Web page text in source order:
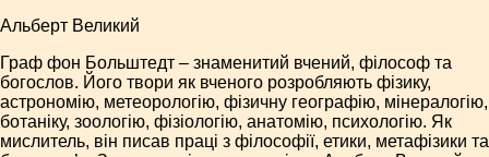
Альберт Великий
Граф фон Больштедт – знаменитий вчений, філософ та
богослов. Його твори як вченого розробляють фізику,
астрономію, метеорологію, фізичну географію, мінералогію,
ботаніку, зоологію, фізіологію, анатомію, психологію. Як
мислитель, він писав праці з філософії, етики, метафізики та